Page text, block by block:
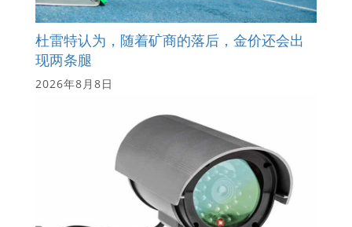
杜雷特认为，随着矿商的落后，金价还会出
现两条腿
2026年8月8日